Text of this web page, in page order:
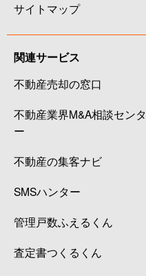
サイトマップ
関連サービス
不動産売却の窓口
不動産業界M&A相談センタ
ー
不動産の集客ナビ
SMSハンター
管理戸数ふえるくん
査定書つくるくん